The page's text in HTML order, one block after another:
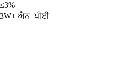
≤3%
3W+ ਐਨ+ਪੀਈ